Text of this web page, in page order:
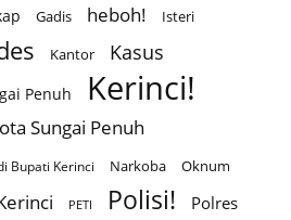
Gadis heboh! Isteri
Kantor Kasus
Penuh Kerinci!
Sungai Penuh
Bupati Kerinci Narkoba Oknum
PETI Polisi!
Polres